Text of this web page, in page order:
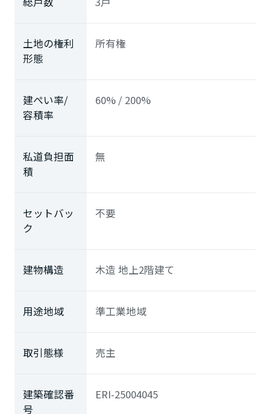
土地の権利
形態
所有権
建ぺい率/
容積率
60% / 200%
私道負担面
積
無
セットバッ
ク
不要
建物構造 木造 地上2階建て
用途地域 準工業地域
取引態様 売主
建築確認番
号
ERI-25004045